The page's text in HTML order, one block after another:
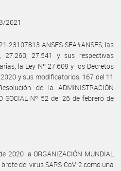
2021
23107813-ANSES-SEA#ANSES, las
27.260, 27.541 y sus respectivas
la Ley Nº 27.609 y los Decretos
y sus modificatorios, 167 del 11
de la ADMINISTRACIÓN
SOCIAL Nº 52 del 26 de febrero de
2020 la ORGANIZACIÓN MUNDIAL
brote del virus SARS-CoV-2 como una